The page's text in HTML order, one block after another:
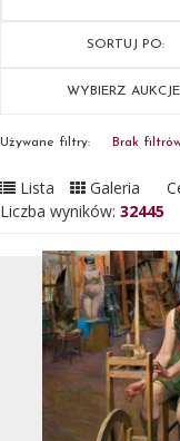
SORTUJ PO:
WYBIERZ
Używane filtry: Brak
Lista Galeria
Liczba wyników: 32445